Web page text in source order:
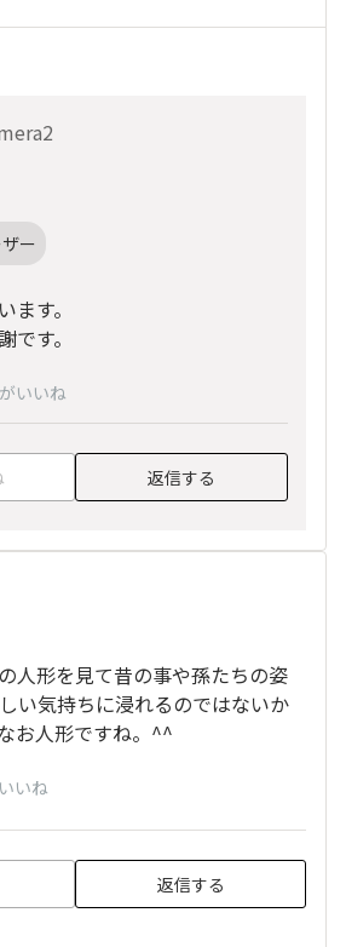
ー
ます。
です。
がいいね
返信する
人形を見て昔の事や孫たちの姿
い気持ちに浸れるのではないか
お人形ですね。^^
いね
返信する